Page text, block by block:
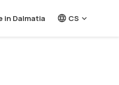
in Dalmatia CS